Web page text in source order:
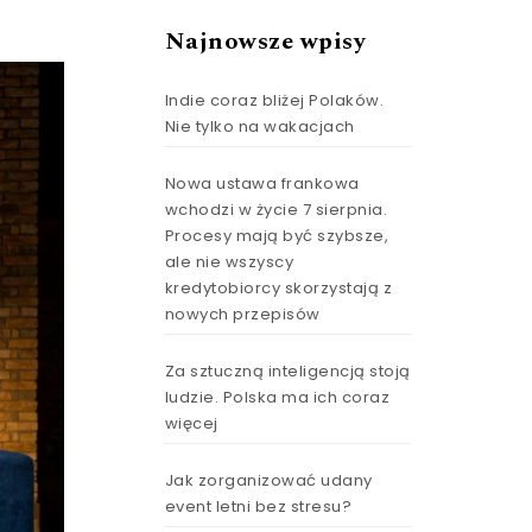
Najnowsze wpisy
Indie coraz bliżej Polaków.
Nie tylko na wakacjach
Nowa ustawa frankowa
wchodzi w życie 7 sierpnia.
Procesy mają być szybsze,
ale nie wszyscy
kredytobiorcy skorzystają z
nowych przepisów
Za sztuczną inteligencją stoją
ludzie. Polska ma ich coraz
więcej
Jak zorganizować udany
event letni bez stresu?